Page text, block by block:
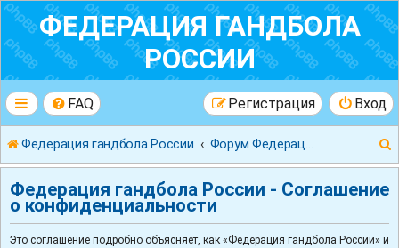
ФЕДЕРАЦИЯ ГАНДБОЛА
РОССИИ
FAQ Вход
Регистрация
Федерация гандбола России
Федерация гандбола России - Соглашение
о конфиденциальности
Это соглашение подробно объясняет, как «Федерация гандбола России» и